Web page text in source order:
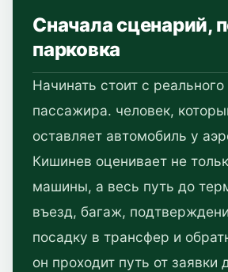
Сначала сценарий,
парковка
Начинать стоит с
пассажира. человек,
оставляет автомобиль у
Кишинев оценивает не
машины, а весь путь до
въезд, багаж,
посадку в трансфер и
он проходит путь от заявки